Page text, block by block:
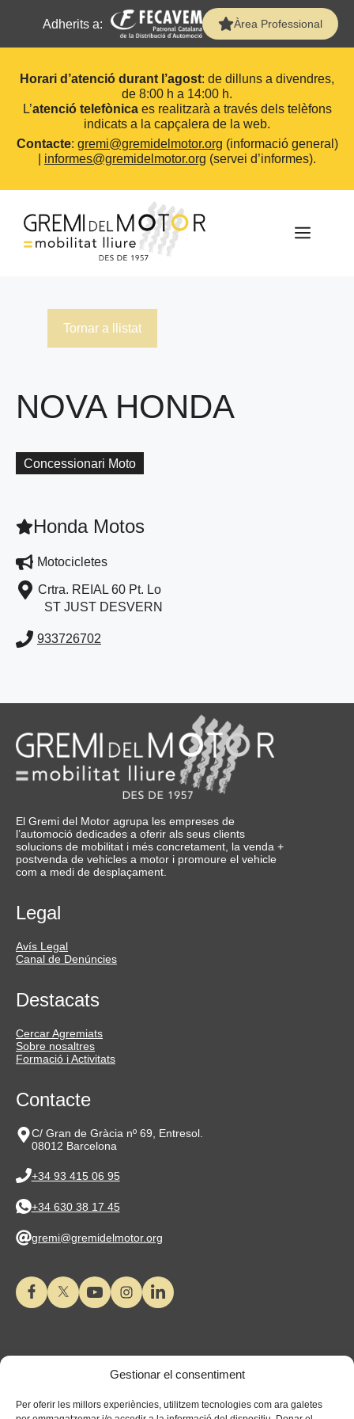
Gestionar el consentiment
Per oferir les millors experiències, utilitzem tecnologies com ara galetes
Adherits a: Àrea Professional
Horari d’atenció durant l’agost: de dilluns a divendres,
de 8:00 h a 14:00 h.
L’atenció telefònicaes realitzarà a través dels telèfons
indicats a la capçalera de la web.
Contacte: gremi@gremidelmotor.org (informació general)
informes@gremidelmotor.org (servei d’informes).
contingut
Tornar a llistat
NOVA HONDA
Concessionari Moto
Honda Motos
Motocicletes
Crtra. REIAL 60 Pt. Lo
ST JUST DESVERN
933726702
El Gremi del Motor agrupa les empreses de
l’automoció dedicades a oferir als seus clients
solucions de mobilitat i més concretament, la venda +
postvenda de vehicles a motor i promoure el vehicle
com a medi de desplaçament.
Legal
Avís Legal
Canal de Denúncies
Destacats
Cercar Agremiats
Sobre nosaltres
Formació i Activitats
Contacte
C/ Gran de Gràcia nº 69, Entresol.
08012 Barcelona
+34 93 415 06 95
+34 630 38 17 45
gremi@gremidelmotor.org